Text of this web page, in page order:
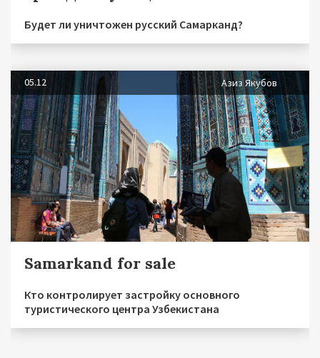
Будет ли уничтожен русский Самарканд?
05.12 Азиз Якубов
Samarkand for sale
Кто контролирует застройку основного
туристического центра Узбекистана